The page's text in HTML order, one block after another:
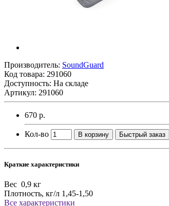
Производитель: SoundGuard
Код товара: 291060
Доступность: На складе
Артикул: 291060
670 р.
Кол-во В корзину Быстрый заказ
Краткие характеристики
Вес 0,9 кг
Плотность, кг/л 1,45-1,50
Все характеристики